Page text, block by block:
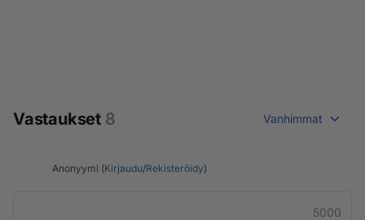
Vastaukset 8 Vanhimmat
Anonyymi (Kirjaudu/Rekisteröidy)
5000